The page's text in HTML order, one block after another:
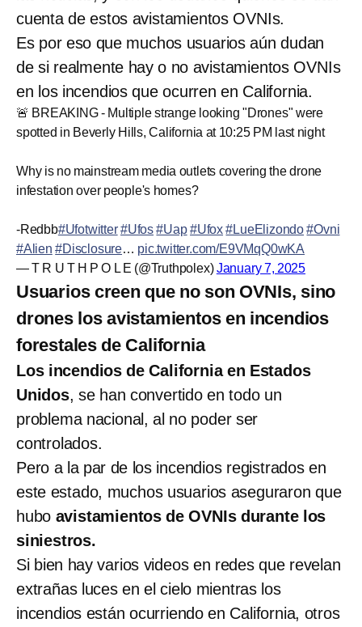
cuenta de estos avistamientos OVNIs.
Es por eso que muchos usuarios aún dudan
de si realmente hay o no avistamientos OVNIs
en los incendios que ocurren en California.
🚨 BREAKING - Multiple strange looking "Drones" were
spotted in Beverly Hills, California at 10:25 PM last night
Why is no mainstream media outlets covering the drone
infestation over people's homes?
-Redbb#Ufotwitter #Ufos #Uap #Ufox #LueElizondo #Ovni
#Alien #Disclosure… pic.twitter.com/E9VMqQ0wKA
— T R U T H P O L E (@Truthpolex)January 7, 2025
Usuarios creen que no son OVNIs, sino
drones los avistamientos en incendios
forestales de California
Los incendios de California en Estados
Unidos, se han convertido en todo un
problema nacional, al no poder ser
controlados.
Pero a la par de los incendios registrados en
este estado, muchos usuarios aseguraron que
hubo avistamientos de OVNIs durante los
siniestros.
Si bien hay varios videos en redes que revelan
extrañas luces en el cielo mientras los
incendios están ocurriendo en California, otros